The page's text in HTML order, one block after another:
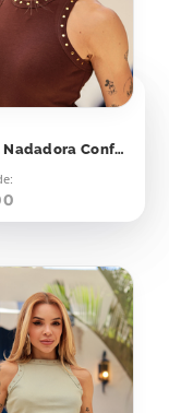
Regata Nadadora Confort Bolinhas Aplicação